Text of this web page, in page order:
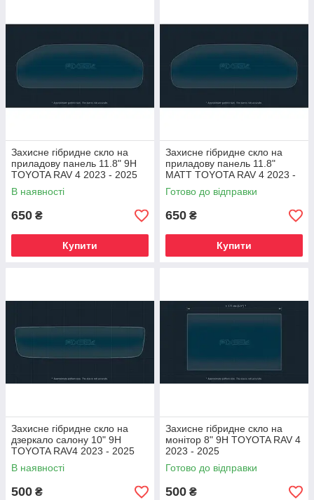
Захисне гібридне скло на
приладову панель 11.8" 9H
TOYOTA RAV 4 2023 - 2025
В наявності
650 ₴
Купити
Захисне гібридне скло на
приладову панель 11.8"
MATT TOYOTA RAV 4 2023 -
2025
Готово до відправки
650 ₴
Купити
Захисне гібридне скло на
дзеркало салону 10" 9H
TOYOTA RAV4 2023 - 2025
В наявності
500 ₴
Захисне гібридне скло на
монітор 8" 9H TOYOTA RAV 4
2023 - 2025
Готово до відправки
500 ₴